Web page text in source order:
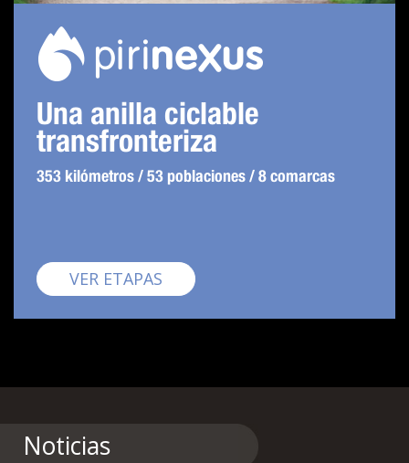
Una anilla ciclable
transfronteriza
353 kilómetros / 53 poblaciones / 8 comarcas
VER ETAPAS Pirinexus
Noticias